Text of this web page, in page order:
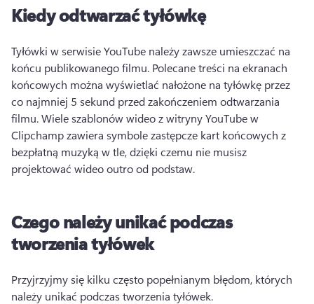
Kiedy odtwarzać tyłówkę
Tyłówki w serwisie YouTube należy zawsze umieszczać na
końcu publikowanego filmu. Polecane treści na ekranach
końcowych można wyświetlać nałożone na tyłówkę przez
co najmniej 5 sekund przed zakończeniem odtwarzania
filmu. Wiele szablonów wideo z witryny YouTube w
Clipchamp zawiera symbole zastępcze kart końcowych z
bezpłatną muzyką w tle, dzięki czemu nie musisz
projektować wideo outro od podstaw.
Czego należy unikać podczas
tworzenia tyłówek
Przyjrzyjmy się kilku często popełnianym błędom, których
należy unikać podczas tworzenia tyłówek.